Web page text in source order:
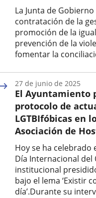
La Junta de
contratación de la
promoción de la
prevención de la
fomentar la
la
noticia
El Ayuntamiento
protocolo de
LGTBIfóbicas en
Asociación de
Hoy se ha celebrado
Día Internacional del
institucional
bajo el lema ‘Existir
día’.Durante su
27 de junio de 2025